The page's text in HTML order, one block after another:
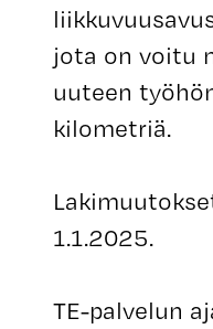
jota on voitu
uuteen
kilometriä.
1.1.2025.
TE-palvelun